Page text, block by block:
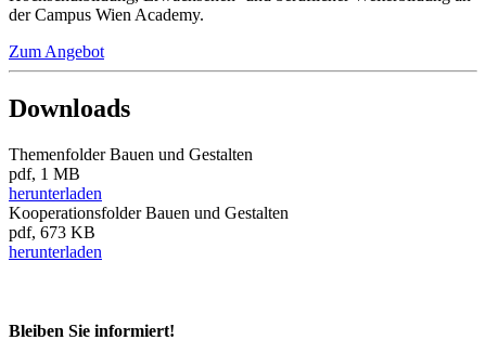
der Campus Wien Academy.
Zum Angebot
Downloads
Themenfolder Bauen und Gestalten
pdf, 1 MB
herunterladen
Kooperationsfolder Bauen und Gestalten
pdf, 673 KB
herunterladen
Bleiben Sie informiert!